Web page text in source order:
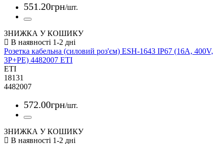
551.20грн/шт.
ЗНИЖКА У КОШИКУ
Розетка кабельна (силовий роз'єм) ESH-1643 IP67 (16A, 400V,
3P+PE) 4482007 ETI
ETI
18131
4482007
572.00грн/шт.
ЗНИЖКА У КОШИКУ